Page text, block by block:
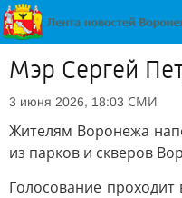
Мэр Сергей
3 июня 2026, 18:03 СМИ
Жителям Воронежа
из парков и скверов
Голосование